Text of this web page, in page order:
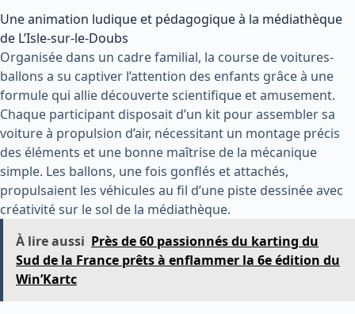
Une animation ludique et pédagogique à la médiathèque
de L’Isle-sur-le-Doubs
Organisée dans un cadre familial, la course de voitures-
ballons a su captiver l’attention des enfants grâce à une
formule qui allie découverte scientifique et amusement.
Chaque participant disposait d’un kit pour assembler sa
voiture à propulsion d’air, nécessitant un montage précis
des éléments et une bonne maîtrise de la mécanique
simple. Les ballons, une fois gonflés et attachés,
propulsaient les véhicules au fil d’une piste dessinée avec
créativité sur le sol de la médiathèque.
À lire aussi Près de 60 passionnés du karting du
Sud de la France prêts à enflammer la 6e édition du
Win’Kartc